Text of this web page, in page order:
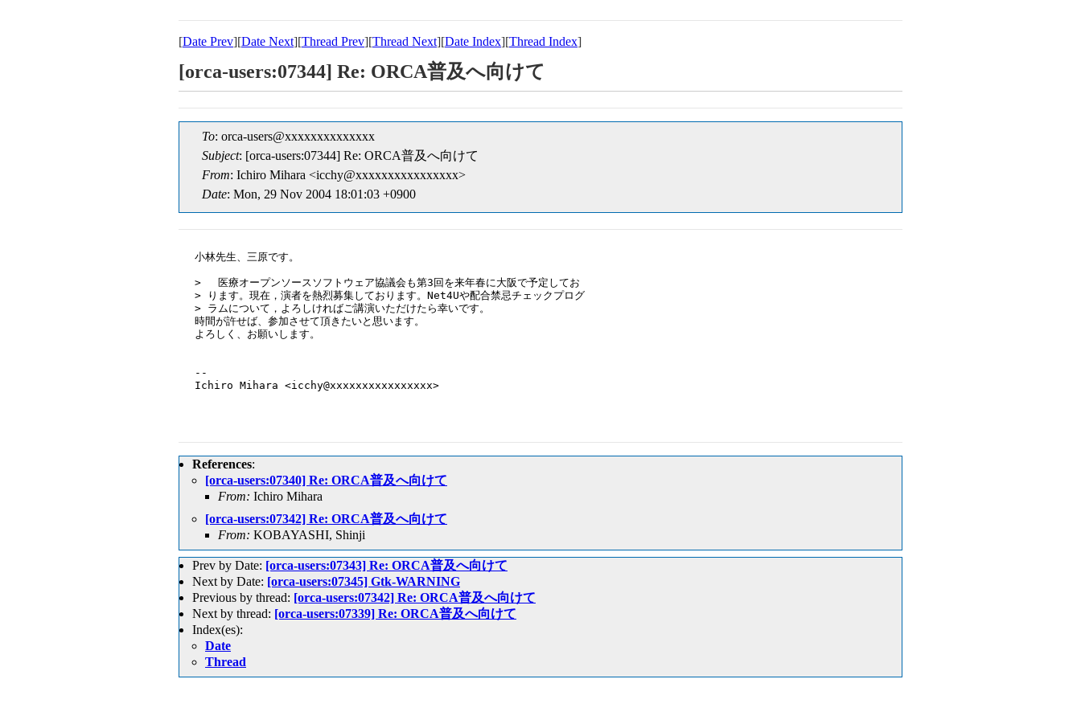
[Date Prev][Date Next][Thread Prev][Thread Next][Date Index][Thread Index]
[orca-users:07344] Re: ORCA普及へ向けて
To: orca-users@xxxxxxxxxxxxxx
Subject: [orca-users:07344] Re: ORCA普及へ向けて
From: Ichiro Mihara <icchy@xxxxxxxxxxxxxxxx>
Date: Mon, 29 Nov 2004 18:01:03 +0900
小林先生、三原です。
> 　医療オープンソースソフトウェア協議会も第3回を来年春に大阪で予定してお
> ります。現在，演者を熱烈募集しております。Net4Uや配合禁忌チェックプログ
> ラムについて，よろしければご講演いただけたら幸いです。
時間が許せば、参加させて頂きたいと思います。
よろしく、お願いします。
--
Ichiro Mihara <icchy@xxxxxxxxxxxxxxxx>
References:
[orca-users:07340] Re: ORCA普及へ向けて
From: Ichiro Mihara
[orca-users:07342] Re: ORCA普及へ向けて
From: KOBAYASHI, Shinji
Prev by Date: [orca-users:07343] Re: ORCA普及へ向けて
Next by Date: [orca-users:07345] Gtk-WARNING
Previous by thread: [orca-users:07342] Re: ORCA普及へ向けて
Next by thread: [orca-users:07339] Re: ORCA普及へ向けて
Index(es):
Date
Thread